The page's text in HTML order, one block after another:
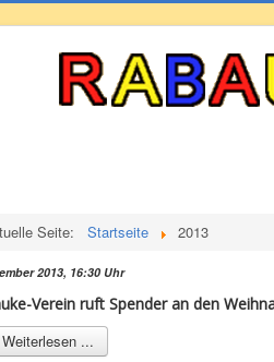
Seite: Startseite 2013
2013, 16:30 Uhr
Verein ruft Spender an den
Weiterlesen ...